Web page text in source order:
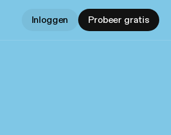
Inloggen Probeer gratis